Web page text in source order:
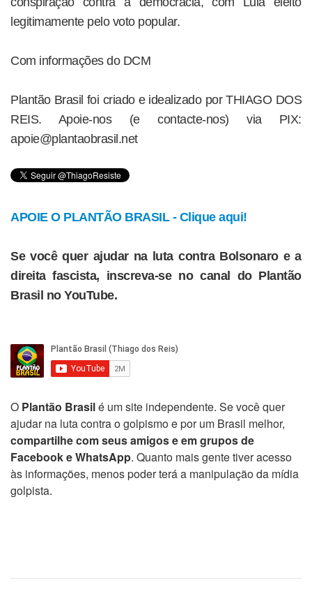
legitimamente pelo voto popular.
Com informações do DCM
Plantão Brasil foi criado e idealizado por THIAGO DOS
REIS. Apoie-nos (e contacte-nos) via PIX:
apoie@plantaobrasil.net
APOIE O PLANTÃO BRASIL - Clique aqui!
Se você quer ajudar na luta contra Bolsonaro e a
direita fascista, inscreva-se no canal do Plantão
Brasil no YouTube.
O Plantão Brasilé um site independente. Se você quer
ajudar na luta contra o golpismo e por um Brasil melhor,
compartilhe com seus amigos e em grupos de
Facebook e WhatsApp. Quanto mais gente tiver acesso
às informações, menos poder terá a manipulação da mídia
golpista.